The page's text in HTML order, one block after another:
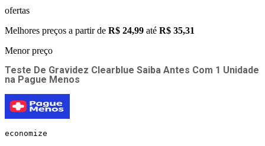
ofertas
Melhores preços a partir de R$ 24,99 até R$ 35,31
Menor preço
Teste De Gravidez Clearblue Saiba Antes Com 1 Unidade
na Pague Menos
economize